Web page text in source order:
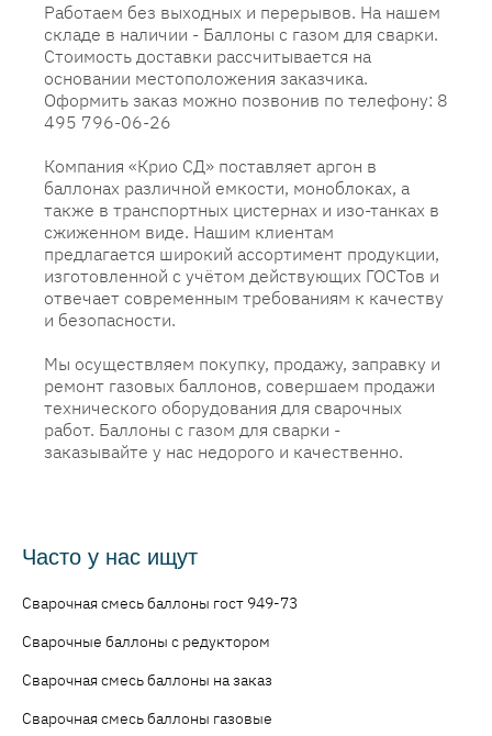
Работаем без выходных и перерывов. На нашем
складе в наличии - Баллоны с газом для сварки.
Стоимость доставки рассчитывается на
основании местоположения заказчика.
Оформить заказ можно позвонив по телефону: 8
495 796-06-26
Компания «Крио СД» поставляет аргон в
баллонах различной емкости, моноблоках, а
также в транспортных цистернах и изо-танках в
сжиженном виде. Нашим клиентам
предлагается широкий ассортимент продукции,
изготовленной с учётом действующих ГОСТов и
отвечает современным требованиям к качеству
и безопасности.
Мы осуществляем покупку, продажу, заправку и
ремонт газовых баллонов, совершаем продажи
технического оборудования для сварочных
работ. Баллоны с газом для сварки -
заказывайте у нас недорого и качественно.
Часто у нас ищут
Сварочная смесь баллоны гост 949-73
Сварочные баллоны с редуктором
Сварочная смесь баллоны на заказ
Сварочная смесь баллоны газовые